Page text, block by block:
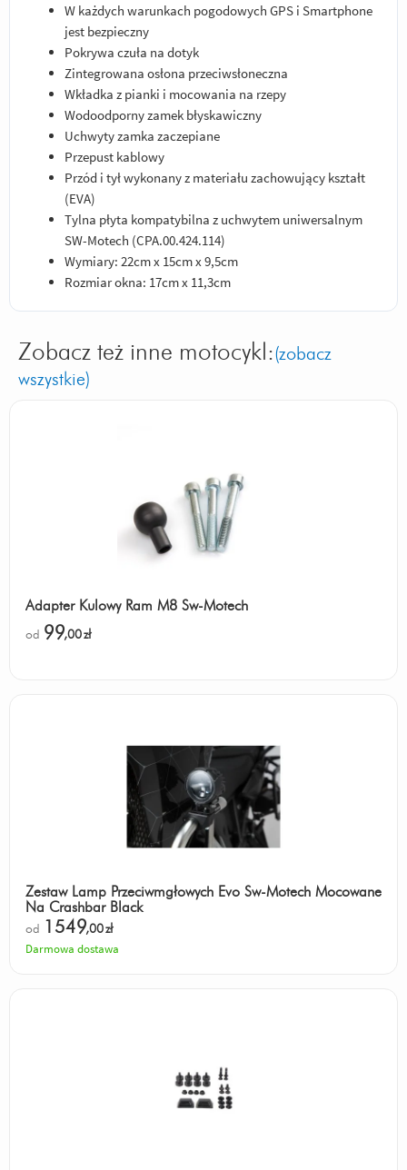
W każdych warunkach pogodowych GPS i Smartphone
jest bezpieczny
Pokrywa czuła na dotyk
Zintegrowana osłona przeciwsłoneczna
Wkładka z pianki i mocowania na rzepy
Wodoodporny zamek błyskawiczny
Uchwyty zamka zaczepiane
Przepust kablowy
Przód i tył wykonany z materiału zachowujący kształt
(EVA)
Tylna płyta kompatybilna z uchwytem uniwersalnym
SW-Motech (CPA.00.424.114)
Wymiary: 22cm x 15cm x 9,5cm
Rozmiar okna: 17cm x 11,3cm
Zobacz też inne motocykl:(zobacz
wszystkie)
Adapter Kulowy Ram M8 Sw-Motech
od 99,00zł
Zestaw Lamp Przeciwmgłowych Evo Sw-Motech Mocowane
Na Crashbar Black
od 1549,00zł
Darmowa dostawa